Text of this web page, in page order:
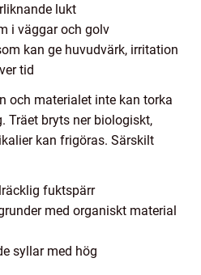
lukt
i väggar och golv
kan ge huvudvärk, irritation
tid
och materialet inte kan torka
Träet bryts ner biologiskt,
kan frigöras. Särskilt
fuktspärr
med organiskt material
syllar med hög